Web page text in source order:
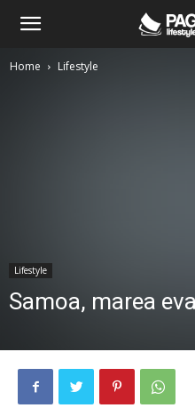
Home Lifestyle
Lifestyle
Samoa, marea